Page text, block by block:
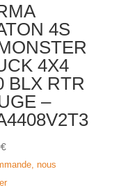
4S
4X4
BLX RTR
–
€
nous